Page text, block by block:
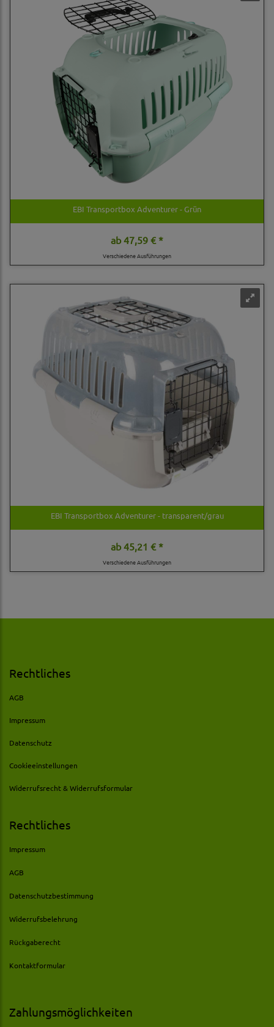
EBI Transportbox Adventurer - Grün
ab47,59 € *
Verschiedene Ausführungen
EBI Transportbox Adventurer - transparent/grau
ab45,21 € *
Verschiedene Ausführungen
Rechtliches
AGB
Impressum
Datenschutz
Cookieeinstellungen
Widerrufsrecht & Widerrufsformular
Rechtliches
Impressum
AGB
Datenschutzbestimmung
Widerrufsbelehrung
Rückgaberecht
Kontaktformular
Zahlungsmöglichkeiten